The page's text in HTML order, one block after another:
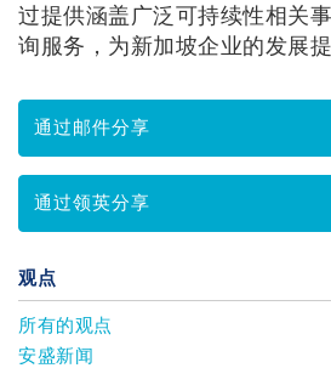
过提供涵盖广泛可持续性相关
询服务，为新加坡企业的发展提
通过邮件分享
通过领英分享
观点
所有的观点
安盛新闻